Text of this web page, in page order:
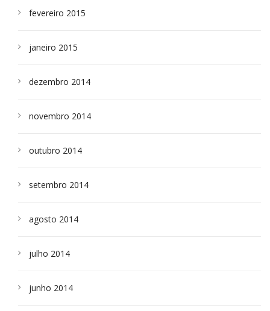
fevereiro 2015
janeiro 2015
dezembro 2014
novembro 2014
outubro 2014
setembro 2014
agosto 2014
julho 2014
junho 2014